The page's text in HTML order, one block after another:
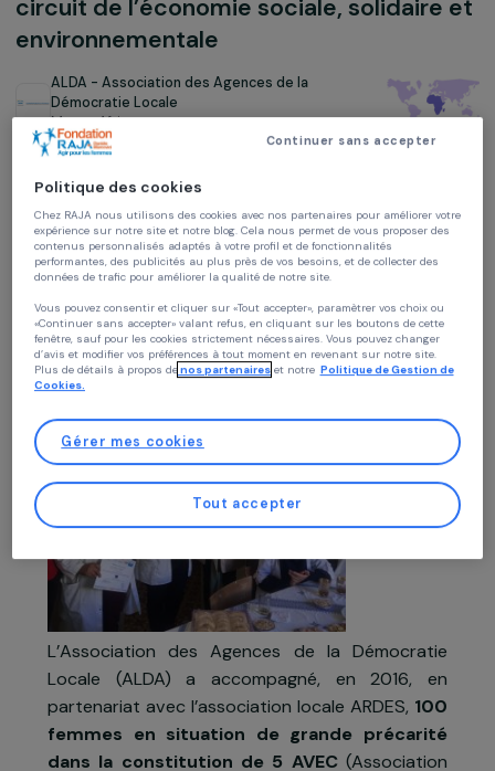
Autonomisation socio-économique
femmes rurales par leur insertion
circuit de l’économie sociale,
environnementale
Démocratie Locale
Maroc,Afrique
Projet soutenu de 2016 à 2018
Présentation du projet
Le projet
Politique des cookies
Chez RAJA nous utilisons des cookies avec nos partenaires pour améliorer
expérience sur notre site et notre blog. Cela nous permet de vous proposer
contenus personnalisés adaptés à votre profil et de fonctionnalités
performantes, des publicités au plus près de vos besoins, et de collecter des
données de trafic pour améliorer la qualité de notre site.
Vous pouvez consentir et cliquer sur «Tout accepter», paramètrer vos choix ou
«Continuer sans accepter» valant refus, en cliquant sur les boutons de cette
fenêtre, sauf pour les cookies strictement nécessaires. Vous pouvez changer
Plus de détails à propos de
Politique de Gestion
Cookies.
Gérer mes cookies
Continuer sans accepter
Tout accepter